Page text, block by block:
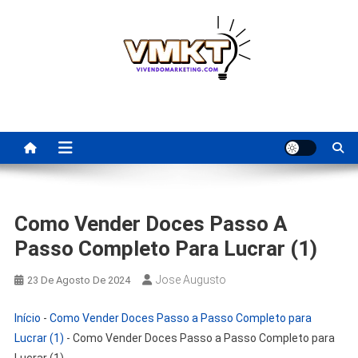
Para Revenda | Vivendo
Marketing
Como Vender Doces Passo A
Passo Completo Para Lucrar (1)
23 De Agosto De 2024 Jose Augusto
Início - Como Vender Doces Passo a Passo Completo para
Lucrar (1) - Como Vender Doces Passo a Passo Completo para